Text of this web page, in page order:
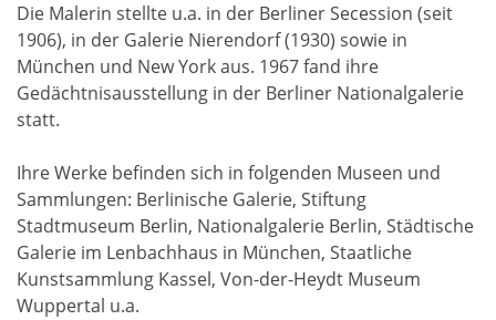
Die Malerin stellte u.a. in der Berliner Secession (seit
1906), in der Galerie Nierendorf (1930) sowie in
München und New York aus. 1967 fand ihre
Gedächtnisausstellung in der Berliner Nationalgalerie
statt.
Ihre Werke befinden sich in folgenden Museen und
Sammlungen: Berlinische Galerie, Stiftung
Stadtmuseum Berlin, Nationalgalerie Berlin, Städtische
Galerie im Lenbachhaus in München, Staatliche
Kunstsammlung Kassel, Von-der-Heydt Museum
Wuppertal u.a.